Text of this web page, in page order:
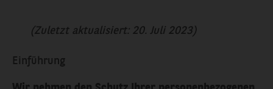
(Zuletzt aktualisiert: 20. Juli 2023)
Einführung